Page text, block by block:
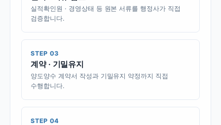
실적확인원 · 경영상태 등 원본 서류를 행정사가 직접
검증합니다.
STEP 03
계약 · 기밀유지
양도양수 계약서 작성과 기밀유지 약정까지 직접
수행합니다.
STEP 04